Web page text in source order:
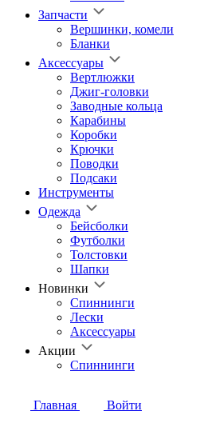
Запчасти
Вершинки, комели
Бланки
Аксессуары
Вертлюжки
Джиг-головки
Заводные кольца
Карабины
Коробки
Крючки
Поводки
Подсаки
Инструменты
Одежда
Бейсболки
Футболки
Толстовки
Шапки
Новинки
Спиннинги
Лески
Аксессуары
Акции
Спиннинги
Главная Войти